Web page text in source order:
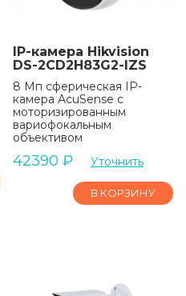
IP-камера Hikvision
DS-2CD2H83G2-IZS
8 Мп сферическая IP-
камера AcuSense с
моторизированным
вариофокальным
объективом
42390 ₽ Уточнить
В КОРЗИНУ